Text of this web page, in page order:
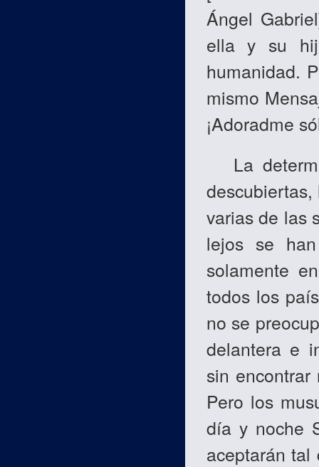
Ángel
ella y su
humanidad.
mismo
¡Adoradme
La
varias de las
lejos se
solamente
todos los
no se
delantera e
sin
Pero los
día y noche
aceptarán